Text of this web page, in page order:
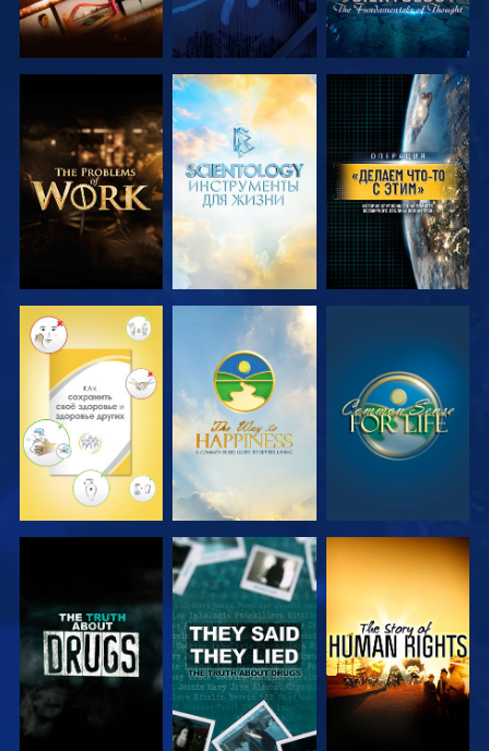
СМОТРЕТЬ
ПЕРЕДАЧИ
СМОТРЕТЬ
ПЕРЕДАЧИ
СМОТРЕТЬ
СМОТРЕТЬ СМОТРЕТЬ СМОТРЕТЬ
СМОТРЕТЬ СМОТРЕТЬ